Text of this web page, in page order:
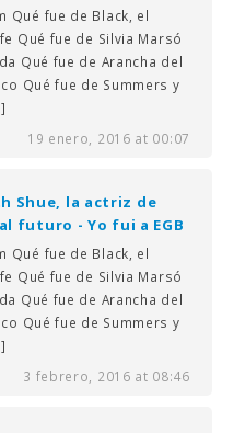
Qué fue de Black, el
Qué fue de Silvia Marsó
Qué fue de Arancha del
Qué fue de Summers y
19 enero, 2016 at 00:07
Shue, la actriz de
futuro - Yo fui a EGB
Qué fue de Black, el
Qué fue de Silvia Marsó
Qué fue de Arancha del
Qué fue de Summers y
3 febrero, 2016 at 08:46